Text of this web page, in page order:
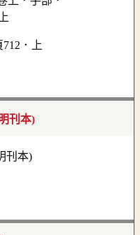
．上
刊本)